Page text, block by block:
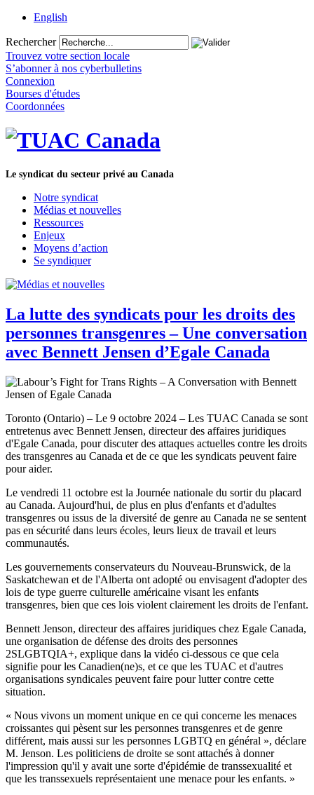
English
Rechercher
Trouvez votre section locale
S’abonner à nos cyberbulletins
Connexion
Bourses d'études
Coordonnées
Le syndicat du secteur privé au Canada
Notre syndicat
Médias et nouvelles
Ressources
Enjeux
Moyens d’action
Se syndiquer
La lutte des syndicats pour les droits des
personnes transgenres – Une conversation
avec Bennett Jensen d’Egale Canada
Toronto (Ontario) – Le 9 octobre 2024 – Les TUAC Canada se sont
entretenus avec Bennett Jensen, directeur des affaires juridiques
d'Egale Canada, pour discuter des attaques actuelles contre les droits
des transgenres au Canada et de ce que les syndicats peuvent faire
pour aider.
Le vendredi 11 octobre est la Journée nationale du sortir du placard
au Canada. Aujourd'hui, de plus en plus d'enfants et d'adultes
transgenres ou issus de la diversité de genre au Canada ne se sentent
pas en sécurité dans leurs écoles, leurs lieux de travail et leurs
communautés.
Les gouvernements conservateurs du Nouveau-Brunswick, de la
Saskatchewan et de l'Alberta ont adopté ou envisagent d'adopter des
lois de type guerre culturelle américaine visant les enfants
transgenres, bien que ces lois violent clairement les droits de l'enfant.
Bennett Jenson, directeur des affaires juridiques chez Egale Canada,
une organisation de défense des droits des personnes
2SLGBTQIA+, explique dans la vidéo ci-dessous ce que cela
signifie pour les Canadien(ne)s, et ce que les TUAC et d'autres
organisations syndicales peuvent faire pour lutter contre cette
situation.
« Nous vivons un moment unique en ce qui concerne les menaces
croissantes qui pèsent sur les personnes transgenres et de genre
différent, mais aussi sur les personnes LGBTQ en général », déclare
M. Jenson. Les politiciens de droite se sont attachés à donner
l'impression qu'il y avait une sorte d'épidémie de transsexualité et
que les transsexuels représentaient une menace pour les enfants. »